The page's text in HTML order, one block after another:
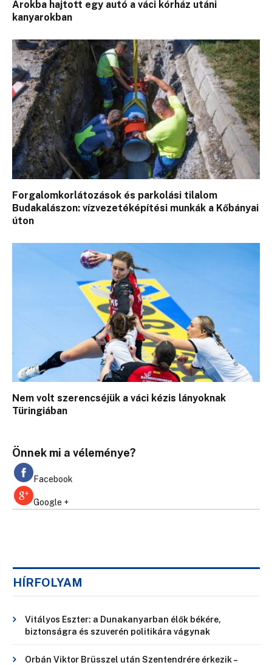
Árokba hajtott egy autó a váci kórház utáni
kanyarokban
Forgalomkorlátozások és parkolási tilalom
Budakalászon: vízvezetéképítési munkák a Kőbányai
úton
Nem volt szerencséjük a váci kézis lányoknak
Türingiában
Önnek mi a véleménye?
Facebook
Google +
HÍRFOLYAM
Vitályos Eszter: a Dunakanyarban élők békére,
biztonságra és szuverén politikára vágynak
Orbán Viktor Brüsszel után Szentendrére érkezik –